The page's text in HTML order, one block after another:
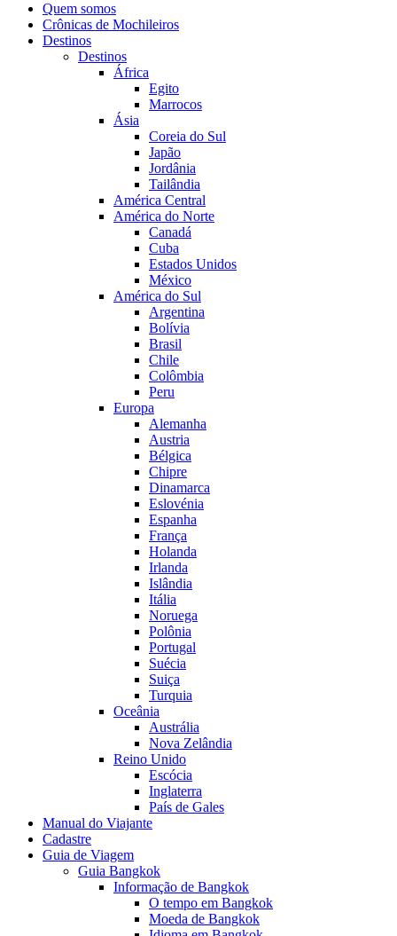
Quem somos
Crônicas de Mochileiros
Destinos
Destinos
África
Egito
Marrocos
Ásia
Coreia do Sul
Japão
Jordânia
Tailândia
América Central
América do Norte
Canadá
Cuba
Estados Unidos
México
América do Sul
Argentina
Bolívia
Brasil
Chile
Colômbia
Peru
Europa
Alemanha
Austria
Bélgica
Chipre
Dinamarca
Eslovénia
Espanha
França
Holanda
Irlanda
Islândia
Itália
Noruega
Polônia
Portugal
Suécia
Suiça
Turquia
Oceânia
Austrália
Nova Zelândia
Reino Unido
Escócia
Inglaterra
País de Gales
Manual do Viajante
Cadastre
Guia de Viagem
Guia Bangkok
Informação de Bangkok
O tempo em Bangkok
Moeda de Bangkok